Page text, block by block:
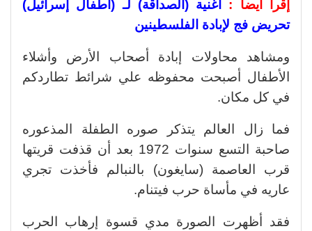
إقرأ أيضا :
أغنية (الصداقة) لـ (أطفال إسرائيل)
تحريض فج لإبادة الفلسطينين
ومشاهد محاولات إبادة أصحاب الأرض وأشلاء
الأطفال أصبحت محفوظه علي شرائط تطاردكم
في كل مكان.
فما زال العالم يتذكر صوره الطفلة المذعوره
صاحبة التسع سنوات 1972 بعد أن قذفت قريتها
قرب العاصمة (سايغون) بالنبالم فأخذت تجري
عاريه في مأساة حرب فيتنام.
فقد أظهرت الصورة مدي قسوة إرهاب الحرب